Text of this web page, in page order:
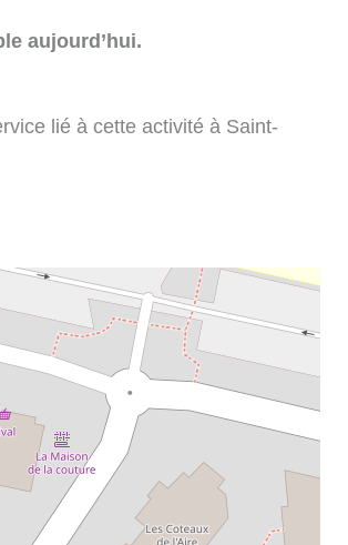
aujourd’hui.
lié à cette activité à Saint-